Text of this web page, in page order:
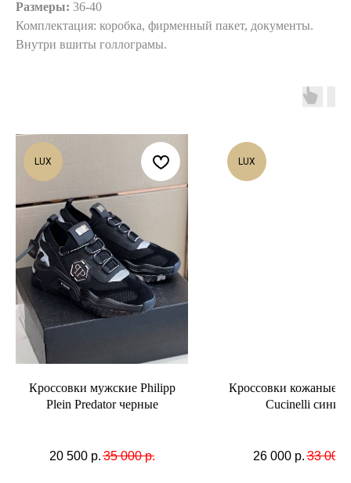
Размеры: 36-40
Комплектация: коробка, фирменный пакет, документы.
Внутри вшиты голлограмы.
LUX
Кроссовки мужские Philipp
Plein Predator черные
20 500 р. 35 000 р.
LUX
Кроссовки кожаные
Cucinelli синие
26 000 р. 33 000